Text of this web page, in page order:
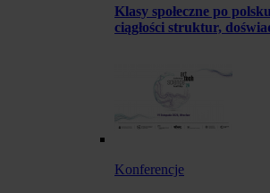
Klasy społeczne po
ciągłości struktur,
Konferencje